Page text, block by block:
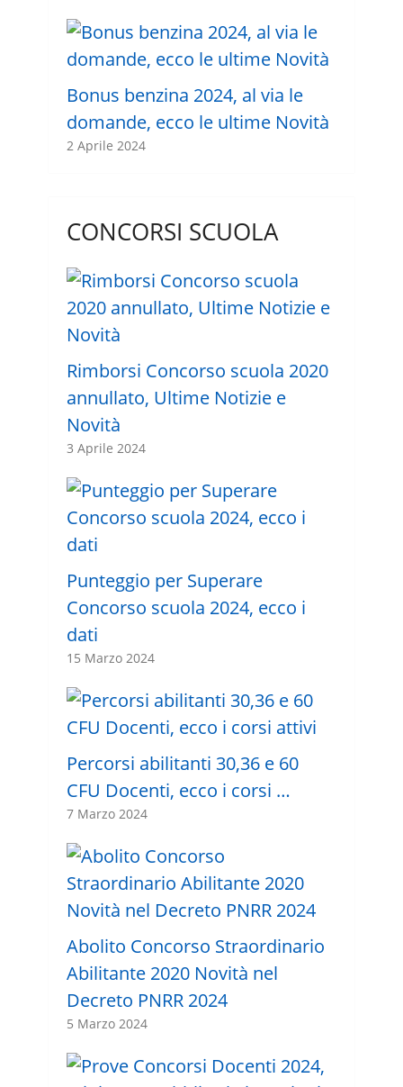
Bonus benzina 2024, al via le
domande, ecco le ultime Novità
2 Aprile 2024
CONCORSI SCUOLA
Rimborsi Concorso scuola 2020
annullato, Ultime Notizie e
Novità
3 Aprile 2024
Punteggio per Superare
Concorso scuola 2024, ecco i
dati
15 Marzo 2024
Percorsi abilitanti 30,36 e 60
CFU Docenti, ecco i corsi …
7 Marzo 2024
Abolito Concorso Straordinario
Abilitante 2020 Novità nel
Decreto PNRR 2024
5 Marzo 2024